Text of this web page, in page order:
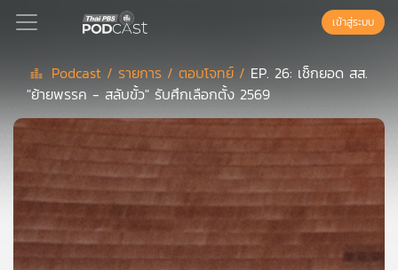
Podcast
ย์
ลิ
สต์
แนะนำ
เข้าสู่ระบบ
Podcast / รายการ /ตอบโจทย์ / EP. 26: เช็กยอด สส.
"ย้ายพรรค - สลับขั้ว" รับศึกเลือกตั้ง 2569